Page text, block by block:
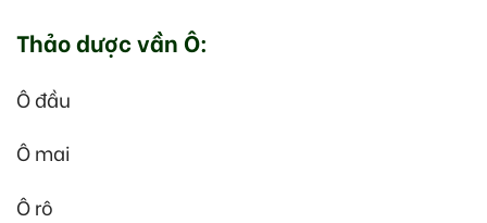
Thảo dược vần Ô:
Ô đầu
Ô mai
Ô rô